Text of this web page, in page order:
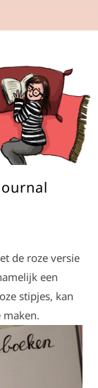
de roze versie
een
stipjes, kan
maken.